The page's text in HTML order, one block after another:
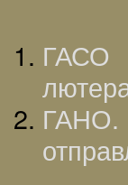
ГАСО